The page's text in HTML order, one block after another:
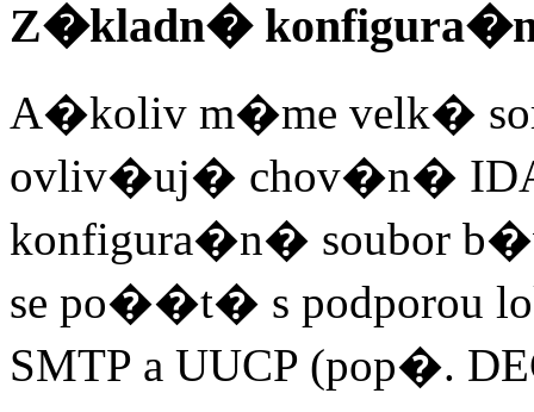
Z�kladn�
A�koliv m�me velk�
ovliv�uj� chov�n� IDA
konfigura�n� soubor
se po��t� s podporou
SMTP a UUCP (pop�.